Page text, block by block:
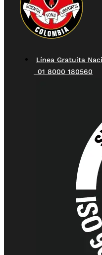
Línea Gratuita
01 8000 180560